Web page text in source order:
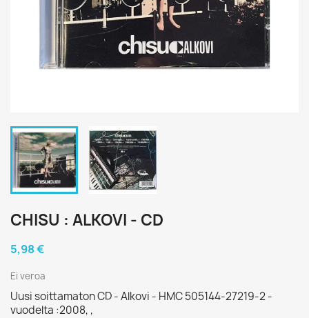
CHISU : ALKOVI - CD
5,98 €
Ei veroa
Uusi soittamaton CD - Alkovi - HMC 505144-27219-2 -
vuodelta :2008, ,